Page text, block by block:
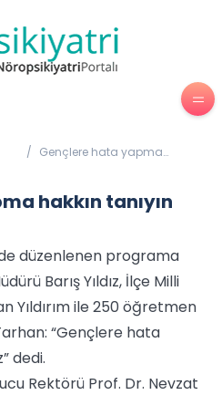
/ Gençlere hata yapma
hakkın tanıyın
düzenlenen programa
Barış Yıldız, İlçe Milli
Yıldırım ile 250 öğretmen
“Gençlere hata
dedi.
Rektörü Prof. Dr. Nevzat